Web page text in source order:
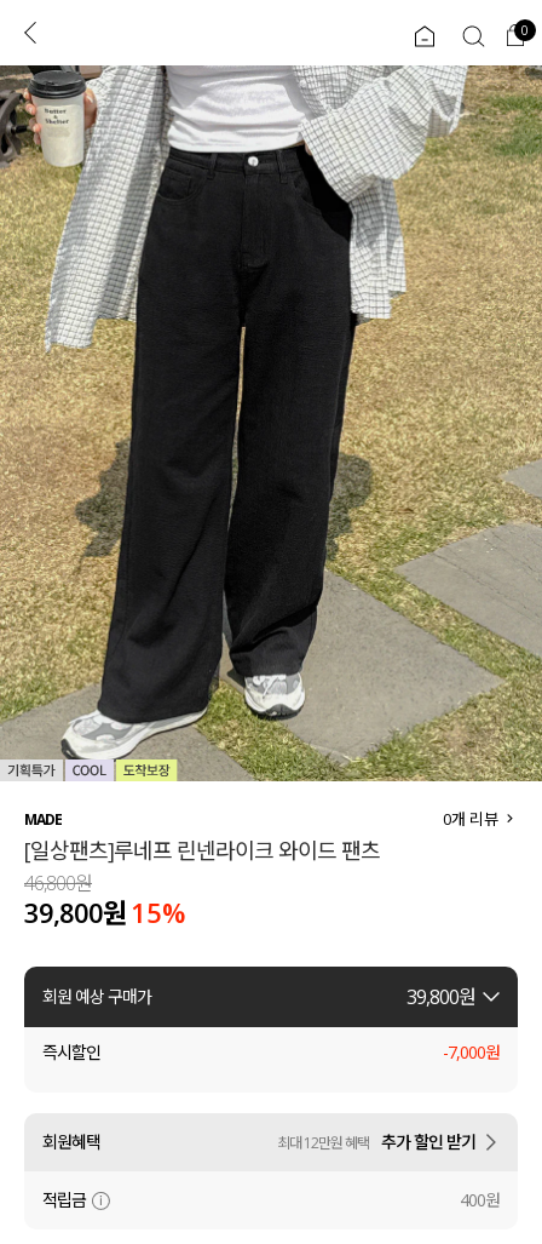
로그인 0
ENG
TW
JP
콘텐츠 리뷰 & 혜택 플러스핏 회원혜택 입
CATEGORY COMMUNITY
도착보장⚡
인플루언서 pick!
신상 5%
베스트
MADE
세트할인 ~30%
하객룩
살안타템
110사이즈
티셔츠
팬츠
셔츠
원피스
수영복
아우터
익스클루시브
아우터
티셔츠
블라우스
원피스
팬츠
스커트
언더웨어
0
MADE
[일상팬츠]루네프 린넨라이크 와이드 팬츠
0개 리뷰
46,800원
39,800원 15%
회원 예상 구매가 39,800원
즉시할인 -7,000원
회원혜택 최대 12만원 혜택 추가 할인 받기
적립금 400원